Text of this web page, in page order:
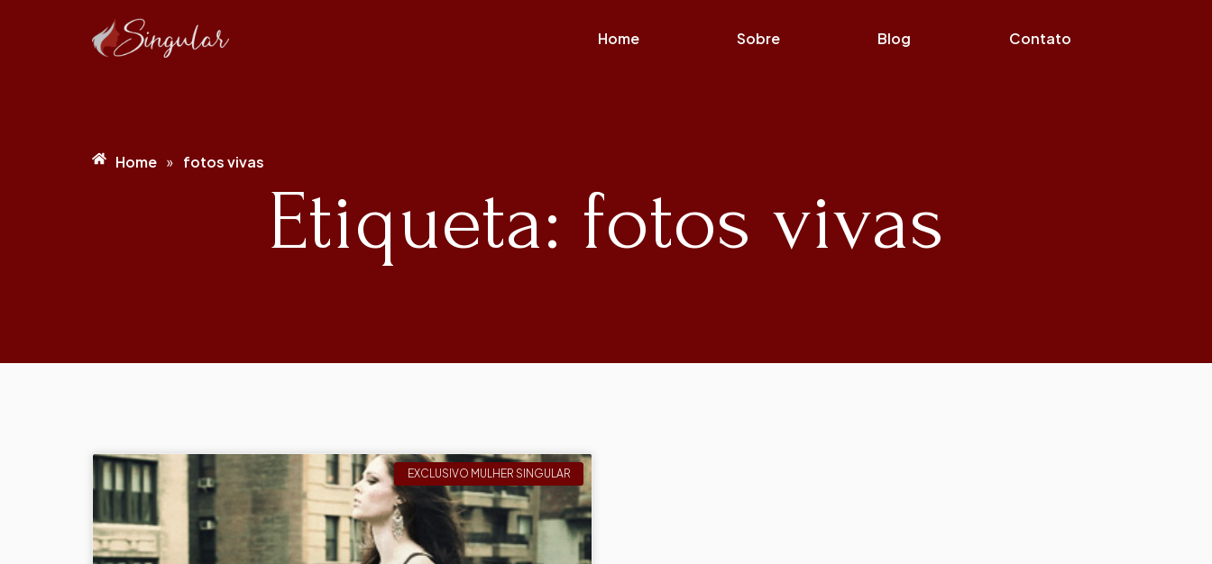
Home Sobre Blog Contato
Home » fotos vivas
Etiqueta: fotos vivas
EXCLUSIVO MULHER SINGULAR